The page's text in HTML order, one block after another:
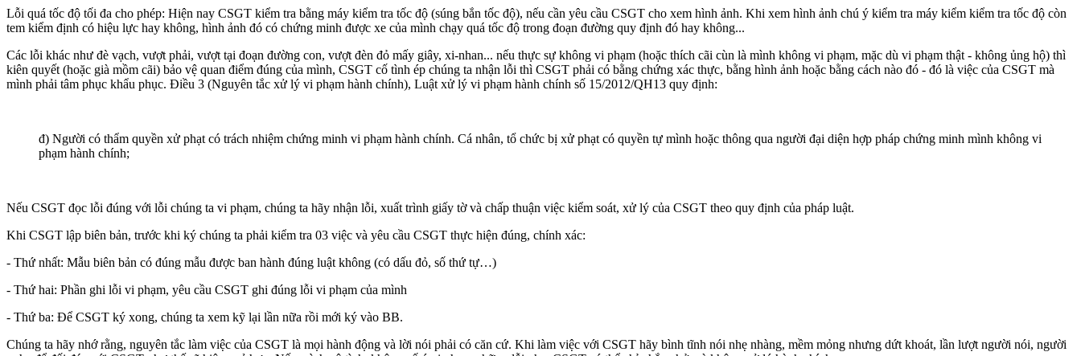
Lỗi quá tốc độ tối đa cho phép: Hiện nay CSGT kiểm tra bằng máy kiểm tra tốc độ (súng bắn tốc độ), nếu cần yêu cầu CSGT cho xem hình ảnh. Khi xem hình ảnh chú ý kiểm tra máy kiểm kiểm tra tốc độ còn
tem kiểm định có hiệu lực hay không, hình ảnh đó có chứng minh được xe của mình chạy quá tốc độ trong đoạn đường quy định đó hay không...
Các lỗi khác như đè vạch, vượt phải, vượt tại đoạn đường con, vượt đèn đỏ mấy giây, xi-nhan... nếu thực sự không vi phạm (hoặc thích cãi cùn là mình không vi phạm, mặc dù vi phạm thật - không ủng hộ) thì
kiên quyết (hoặc già mồm cãi) bảo vệ quan điểm đúng của mình, CSGT cố tình ép chúng ta nhận lỗi thì CSGT phải có bằng chứng xác thực, bằng hình ảnh hoặc bằng cách nào đó - đó là việc của CSGT mà
mình phải tâm phục khẩu phục. Điều 3 (Nguyên tắc xử lý vi phạm hành chính), Luật xử lý vi phạm hành chính số 15/2012/QH13 quy định:
đ) Người có thẩm quyền xử phạt có trách nhiệm chứng minh vi phạm hành chính. Cá nhân, tổ chức bị xử phạt có quyền tự mình hoặc thông qua người đại diện hợp pháp chứng minh mình không vi
phạm hành chính;
Nếu CSGT đọc lỗi đúng với lỗi chúng ta vi phạm, chúng ta hãy nhận lỗi, xuất trình giấy tờ và chấp thuận việc kiểm soát, xử lý của CSGT theo quy định của pháp luật.
Khi CSGT lập biên bản, trước khi ký chúng ta phải kiểm tra 03 việc và yêu cầu CSGT thực hiện đúng, chính xác:
- Thứ nhất: Mẫu biên bản có đúng mẫu được ban hành đúng luật không (có dấu đỏ, số thứ tự…)
- Thứ hai: Phần ghi lỗi vi phạm, yêu cầu CSGT ghi đúng lỗi vi phạm của mình
- Thứ ba: Để CSGT ký xong, chúng ta xem kỹ lại lần nữa rồi mới ký vào BB.
Chúng ta hãy nhớ rằng, nguyên tắc làm việc của CSGT là mọi hành động và lời nói phải có căn cứ. Khi làm việc với CSGT hãy bình tĩnh nói nhẹ nhàng, mềm mỏng nhưng dứt khoát, lần lượt người nói, người